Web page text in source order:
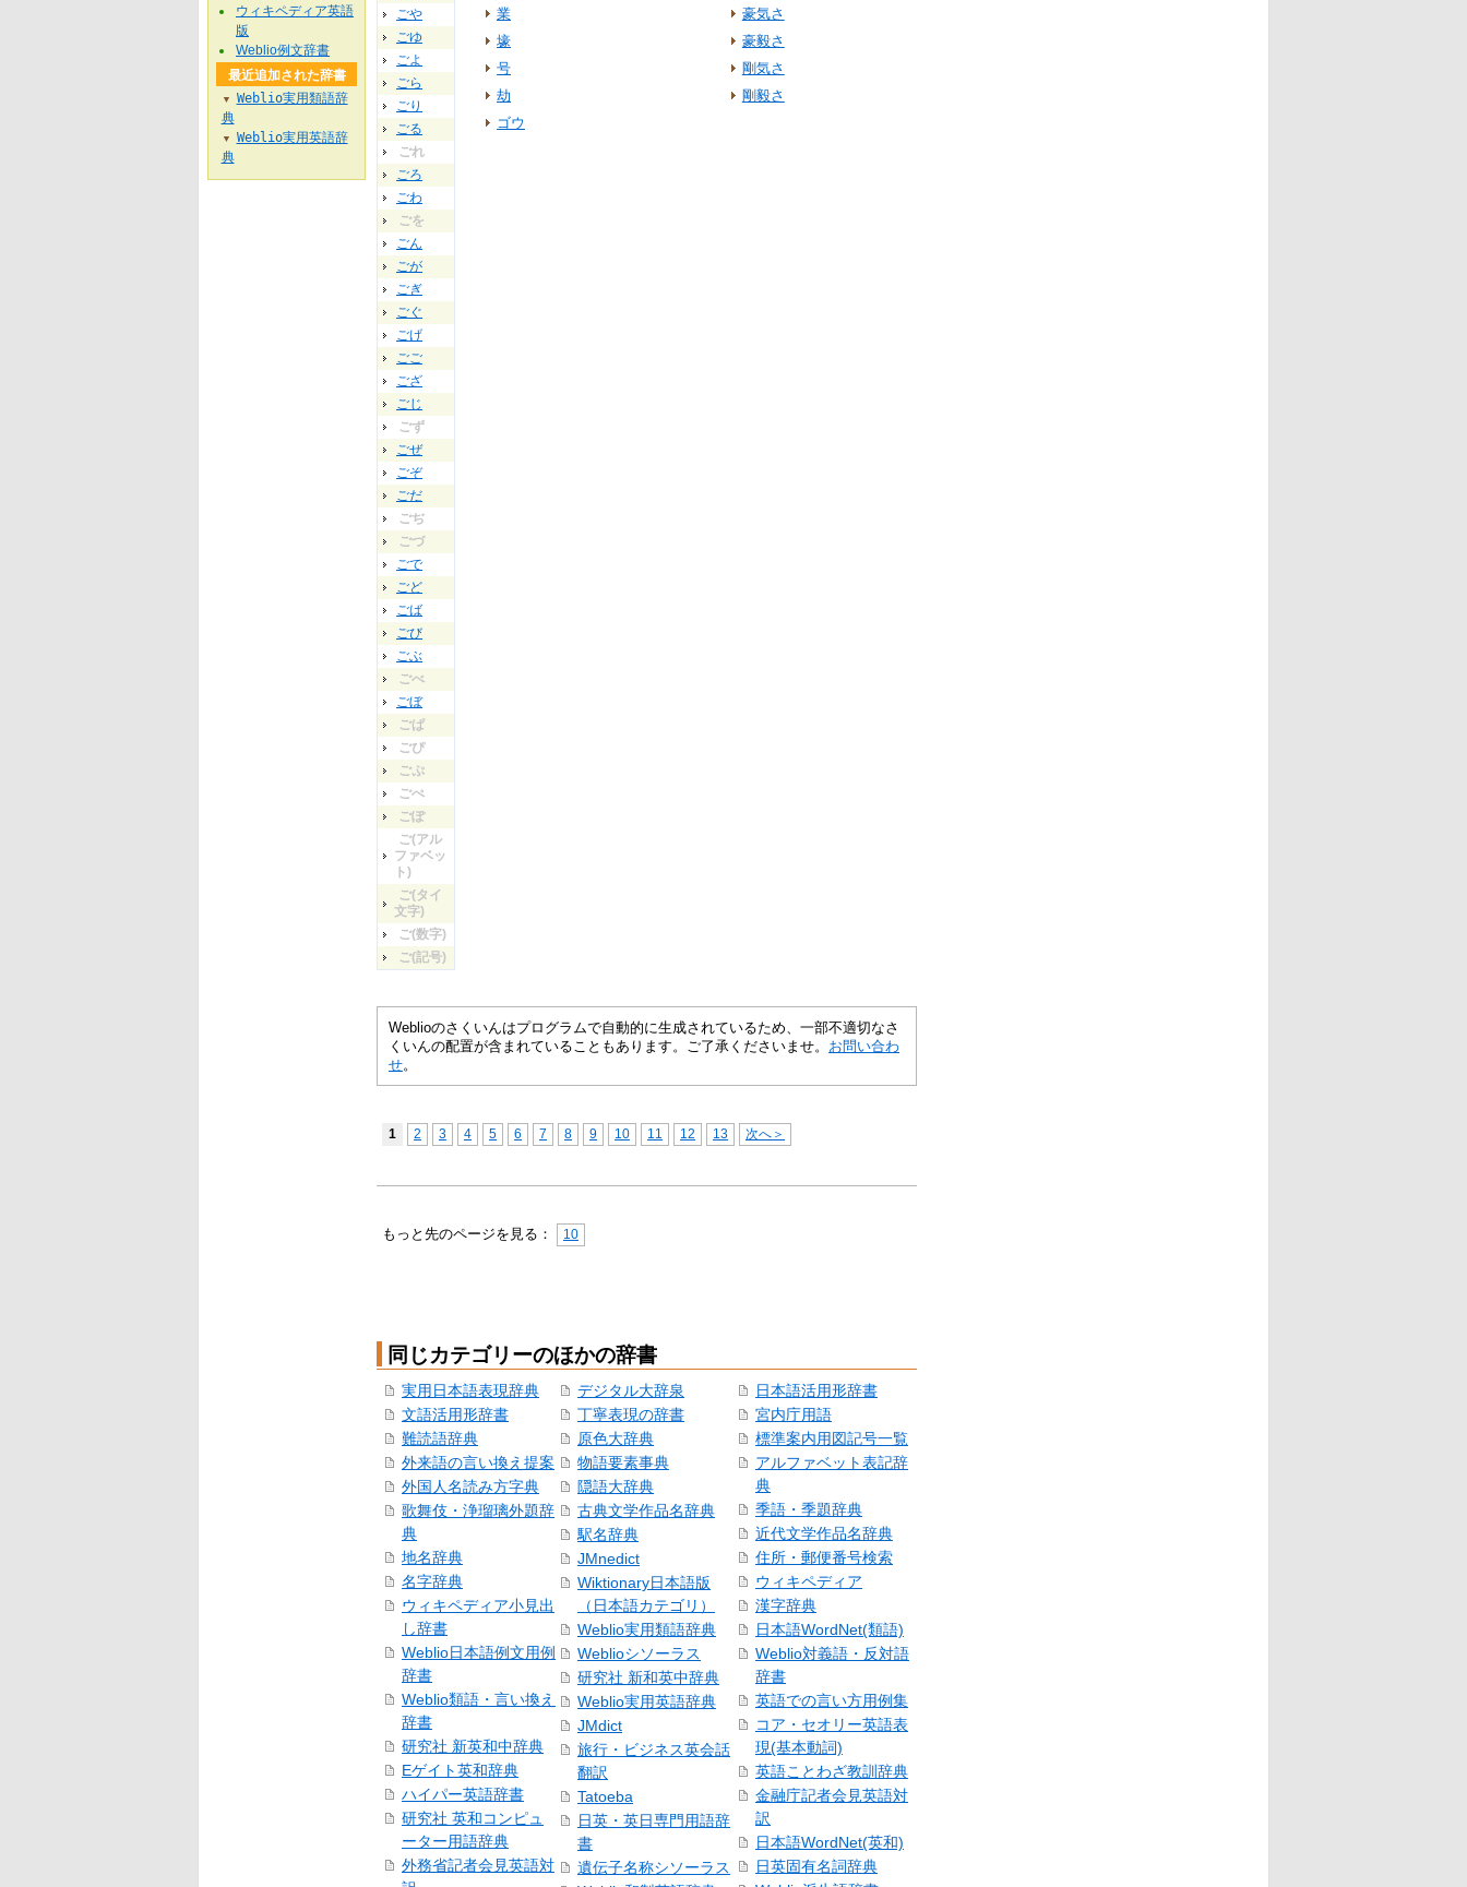
ごや
ごゆ
ごよ
ごら
ごり
ごる
ごれ
ごろ
ごわ
ごを
ごん
ごが
ごぎ
ごぐ
ごげ
ごご
ござ
ごじ
ごず
ごぜ
ごぞ
ごだ
ごぢ
ごづ
ごで
ごど
ごば
ごび
ごぶ
ごべ
ごぼ
ごぱ
ごぴ
ごぷ
ごぺ
ごぽ
ご(アル
ファベッ
ト)
ご(タイ
文字)
ご(数字)
ご(記号)
業
壕
号
劫
ゴウ
豪気さ
豪毅さ
剛気さ
剛毅さ
Weblioのさくいんはプログラムで自動的に生成されているため、一部不適切なさ
くいんの配置が含まれていることもあります。ご了承くださいませ。 お問い合わ
せ。
1 2 3 4 5 6 7 8 9 10 11 12 13 次へ＞
もっと先のページを見る： 10
同じカテゴリーのほかの辞書
実用日本語表現辞典
文語活用形辞書
難読語辞典
外来語の言い換え提案
外国人名読み方字典
歌舞伎・浄瑠璃外題辞
典
地名辞典
名字辞典
ウィキペディア小見出
し辞書
Weblio日本語例文用例
辞書
Weblio類語・言い換え
辞書
研究社 新英和中辞典
Eゲイト英和辞典
ハイパー英語辞書
研究社 英和コンピュ
ーター用語辞典
外務省記者会見英語対
デジタル大辞泉
丁寧表現の辞書
原色大辞典
物語要素事典
隠語大辞典
古典文学作品名辞典
駅名辞典
JMnedict
Wiktionary日本語版
（日本語カテゴリ）
Weblio実用類語辞典
Weblioシソーラス
研究社 新和英中辞典
Weblio実用英語辞典
JMdict
旅行・ビジネス英会話
翻訳
Tatoeba
日英・英日専門用語辞
書
遺伝子名称シソーラス
日本語活用形辞書
宮内庁用語
標準案内用図記号一覧
アルファベット表記辞
典
季語・季題辞典
近代文学作品名辞典
住所・郵便番号検索
ウィキペディア
漢字辞典
日本語WordNet(類語)
Weblio対義語・反対語
辞書
英語での言い方用例集
コア・セオリー英語表
現(基本動詞)
英語ことわざ教訓辞典
金融庁記者会見英語対
訳
日本語WordNet(英和)
日英固有名詞辞典
ウィキペディア英語
版
Weblio例文辞書
最近追加された辞書
▼
Weblio実用類語辞
典
▼
Weblio実用英語辞
典